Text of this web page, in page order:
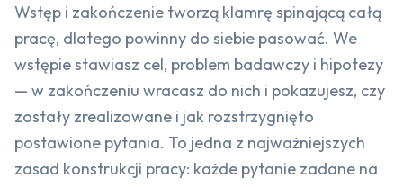
Wstęp i zakończenie tworzą klamrę spinającą całą
pracę, dlatego powinny do siebie pasować. We
wstępie stawiasz cel, problem badawczy i hipotezy
— w zakończeniu wracasz do nich i pokazujesz, czy
zostały zrealizowane i jak rozstrzygnięto
postawione pytania. To jedna z najważniejszych
zasad konstrukcji pracy: każde pytanie zadane na